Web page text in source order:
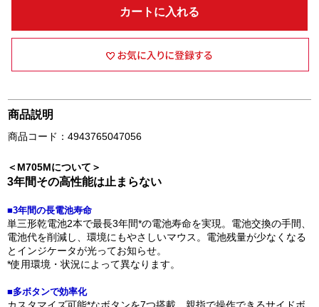
カートに入れる
商品説明
商品コード：4943765047056
＜M705Mについて＞
3年間その高性能は止まらない
■3年間の長電池寿命
単三形乾電池2本で最長3年間*の電池寿命を実現。電池交換の手間、
電池代を削減し、環境にもやさしいマウス。電池残量が少なくなる
とインジケータが光ってお知らせ。
*使用環境・状況によって異なります。
■多ボタンで効率化